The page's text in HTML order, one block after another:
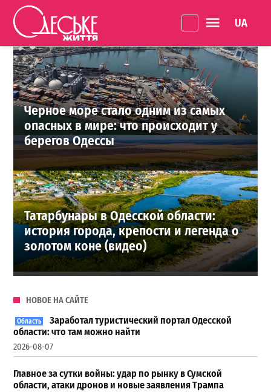
Перейти к содержанию
життя
ВЫБОР РЕДАКЦИИ
Черное море стало одним из самых
опасных в мире: что происходит у
берегов Одессы
Татарбунары в Одесской области:
история города, крепости и легенда о
золотом коне (видео)
НОВОЕ НА САЙТЕ
Заработал туристический портал Одесской
области: что там можно найти
2026-08-07
Главное за сутки войны: удар по рынку в Сумской
области, атаки дронов и новые заявления Трампа